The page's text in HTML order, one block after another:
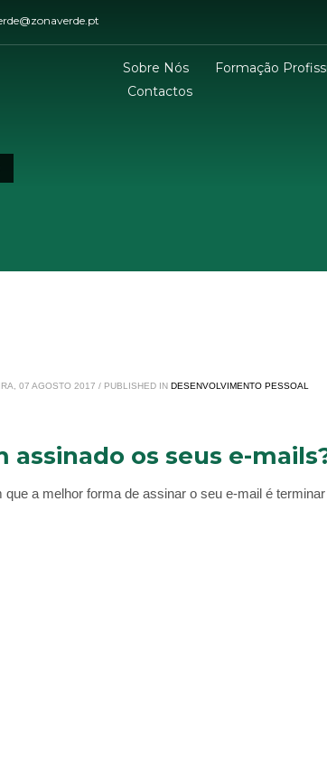
Sobre Nós Formação
Contactos
07 AGOSTO 2017 / PUBLISHED IN DESENVOLVIMENTO PESSOAL
assinado os seus e-
que a melhor forma de assinar o seu e-mail é